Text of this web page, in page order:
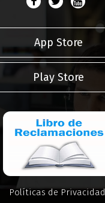
App Store
Play Store
Políticas de Privacidad